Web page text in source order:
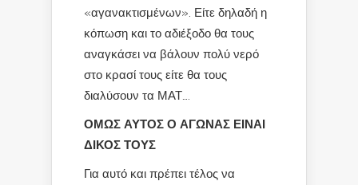
«αγανακτισμένων». Είτε δηλαδή η
κόπωση και το αδιέξοδο θα τους
αναγκάσει να βάλουν πολύ νερό
στο κρασί τους είτε θα τους
διαλύσουν τα ΜΑΤ….
ΟΜΩΣ ΑΥΤΟΣ Ο ΑΓΩΝΑΣ ΕΙΝΑΙ
ΔΙΚΟΣ ΤΟΥΣ
Για αυτό και πρέπει τέλος να